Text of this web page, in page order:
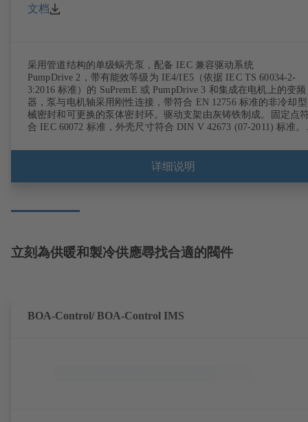
文档
采用管道结构的单级蜗壳泵，配备 IEC 兼容驱动系统
PumpDrive 2，带有能效等级为 IE4/IE5（依据 IEC TS 60034-2-
3:2016 标准）的 SuPremE 或 PumpDrive 3 和集成在电机上的变频
器，泵与电机轴采用刚性连接，带符合 EN 12756 标准的非冷却
械密封和可更换的泵体密封环。驱动支架由灰铸铁制成。固定点
合 IEC 60072 标准，外壳尺寸符合 DIN V 42673 (07-2011) 标准。
详细说明
立刻為供暖和製冷供應尋找合適的閥件
BOA-Control/ BOA‑Control IMS